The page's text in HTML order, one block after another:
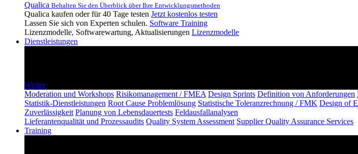
Qualica Behalten Sie den Überblick über Ihre Entwicklungsmethoden
Qualica kaufen oder für 40 Tage testen Jetzt kostenlos testen
Lassen Sie sich von Experten schulen. Software Training
Lizenzmodelle, Softwarewartung, Aktualisierungen Lizenzmodelle
Dienstleistungen
Weiter
Moderation und Workshops Risikomanagement / FMEA Design Sprints Definition von Anforderungen
Statistik-Dienstleistungen Root Cause Problemlösung Statistische Toleranzrechnung / FMK Design of
Zuverlässigkeit Planung von Lebensdauertests Feldausfallanalysen
Lieferantenqualität und Prozessaudits Quality System Assessment Supplier Quality Assurance Services
Training